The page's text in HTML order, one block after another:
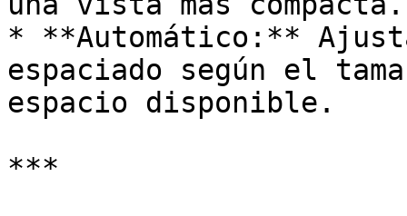
* **Automático:**
espaciado según el
espacio disponible.
***